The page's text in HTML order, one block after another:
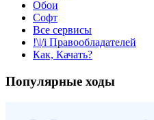
Обои
Софт
Все сервисы
!\|/i Правообладателей
Как, Качать?
Популярные ходы